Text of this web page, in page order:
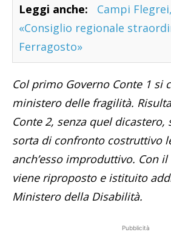
Leggi anche:
Campi
«Consiglio regionale
Ferragosto»
Col primo Governo Conte 1 si
ministero delle fragilità.
Conte 2, senza quel dicastero,
sorta di confronto costruttivo
anch’esso improduttivo. Con
viene riproposto e istituito
Ministero della Disabilità.
Pubblicità